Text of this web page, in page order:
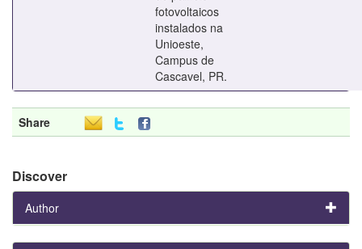
fotovoltaicos
instalados na
Unioeste,
Campus de
Cascavel, PR.
Share
Discover
Author